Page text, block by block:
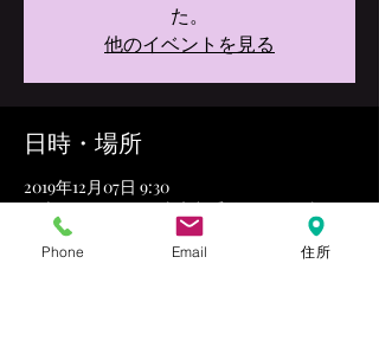
た。
他のイベントを見る
日時・場所
2019年12月07日 9:30
日本、〒102-0072 東京都千代田区飯田橋
Phone Email 住所